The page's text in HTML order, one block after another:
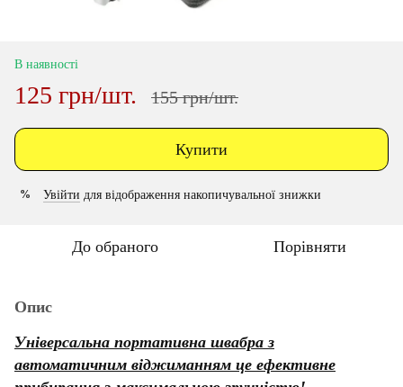
В наявності
125 грн/шт. 155 грн/шт.
Купити
% Увійти для відображення накопичувальної знижки
До обраного Порівняти
Опис
Універсальна портативна швабра з
автоматичним віджиманням це ефективне